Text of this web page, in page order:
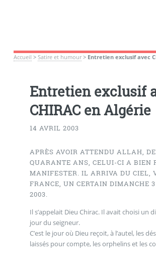
Accueil > Satire et humour> Entretien exclusif avec
Entretien exclusif
CHIRAC en Algérie
14 AVRIL 2003
APRÈS AVOIR ATTENDU ALLAH,
QUARANTE ANS, CELUI-CI A BIEN
MANIFESTER. IL ARRIVA DU CIEL,
FRANCE, UN CERTAIN DIMANCHE
2003.
Il s’appelait Dieu Chirac. Il avait choisi un
jour du seigneur.
C’est le jour où Dieu reçoit, à l’autel, les
laissés pour compte, les orphelins et les